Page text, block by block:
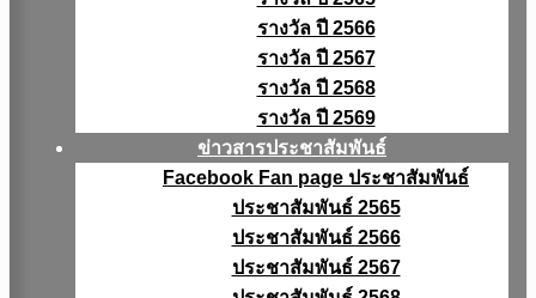
รางวัล ปี 2566
รางวัล ปี 2567
รางวัล ปี 2568
รางวัล ปี 2569
ข่าวสารประชาสัมพันธ์
Facebook Fan page ประชาสัมพันธ์
ประชาสัมพันธ์ 2565
ประชาสัมพันธ์ 2566
ประชาสัมพันธ์ 2567